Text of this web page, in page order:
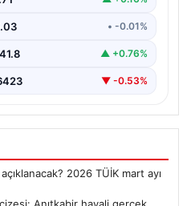
• -0.01%
▲ +0.76%
▼ -0.53%
2026 TÜİK mart ayı
Anıtkabir hayali gerçek